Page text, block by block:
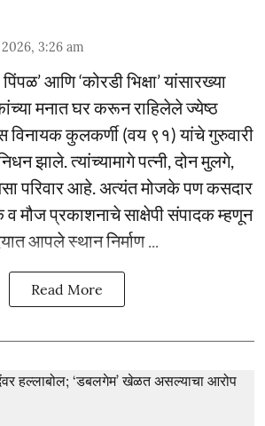
3:26 am
पिंपळ’ आणि ‘कोरडी भिक्षा’ यांसारख्या
मनात घर करून राहिलेले ज्येष्ठ
विनायक कुलकर्णी (वय ९१) यांचे गुरुवारी
झाले. त्यांच्यामागे पत्नी, दोन मुलगे,
परिवार आहे. अत्यंत मोजके पण कसदार
प्रकाशनाचे साक्षेपी संपादक म्हणून
आपले स्थान निर्माण ...
Read More